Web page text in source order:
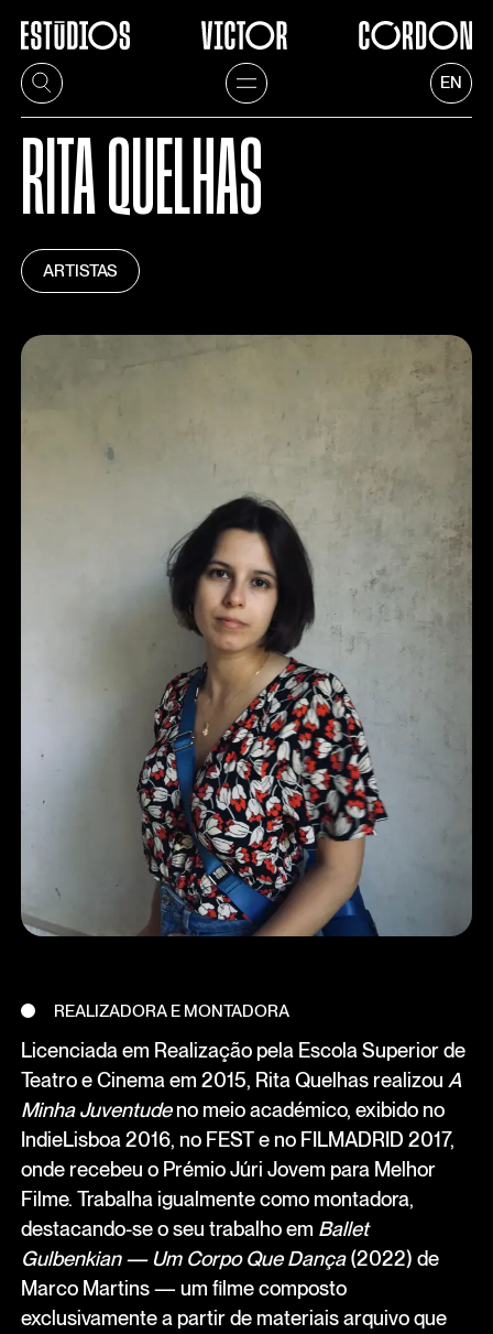
EN
RITA QUELHAS
ARTISTAS
REALIZADORA E MONTADORA
Licenciada em Realização pela Escola Superior de
Teatro e Cinema em 2015, Rita Quelhas realizou A
Minha Juventudeno meio académico, exibido no
IndieLisboa 2016, no FEST e no FILMADRID 2017,
onde recebeu o Prémio Júri Jovem para Melhor
Filme. Trabalha igualmente como montadora,
destacando-se o seu trabalho em Ballet
Gulbenkian — Um Corpo Que Dança(2022) de
Marco Martins — um filme composto
exclusivamente a partir de materiais arquivo que